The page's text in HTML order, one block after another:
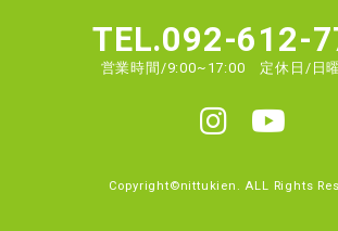
■プライバシーポリシーの適用範囲
お客様自身の責任において個々のウェブ
TEL.092-612-
営業時間/9:00~17:00 定休日/日
Copyright©nittukien. ALL Rights